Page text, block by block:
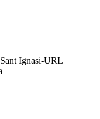
Ignasi-URL